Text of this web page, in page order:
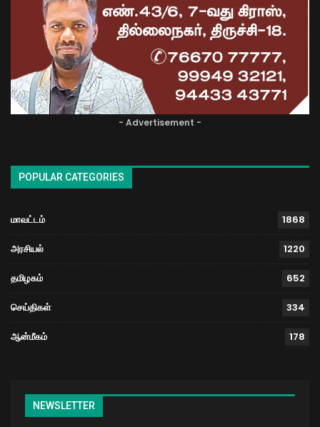
- Advertisement -
POPULAR CATEGORIES
மாவட்டம் 1868
அரசியல் 1220
தமிழகம் 652
செய்திகள் 334
ஆன்மீகம் 178
NEWSLETTER